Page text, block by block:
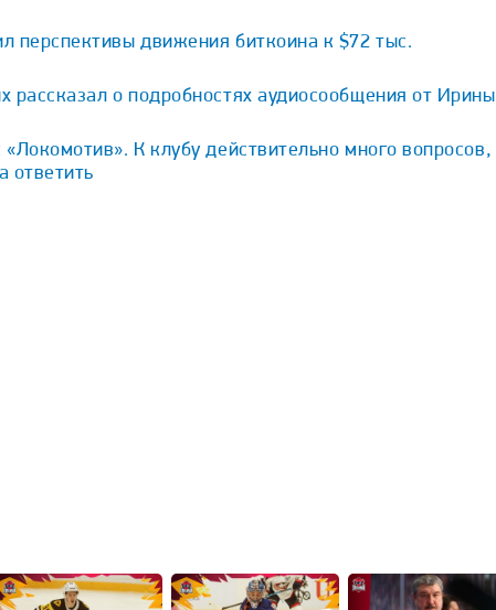
перспективы движения биткоина к $72 тыс.
рассказал о подробностях аудиосообщения от Ирины
«Локомотив». К клубу действительно много вопросов,
ответить